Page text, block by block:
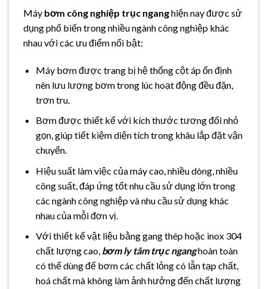
Máy bơm công nghiệp trục nganghiện nay được sử
dụng phổ biến trong nhiều ngành công nghiệp khác
nhau với các ưu điểm nổi bật:
Máy bơm được trang bị hệ thống cột áp ổn định
nên lưu lượng bơm trong lúc hoạt động đều đặn,
trơn tru.
Bơm được thiết kế với kích thước tương đối nhỏ
gọn, giúp tiết kiệm diện tích trong khâu lắp đặt vận
chuyển.
Hiệu suất làm việc của máy cao, nhiều dòng, nhiều
công suất, đáp ứng tốt nhu cầu sử dụng lớn trong
các ngành công nghiệp và nhu cầu sử dụng khác
nhau của mỗi đơn vị.
Với thiết kế vật liệu bằng gang thép hoặc inox 304
chất lượng cao, bơm ly tâm trục nganghoàn toàn
có thể dùng để bơm các chất lỏng có lẫn tạp chất,
hoá chất mà không làm ảnh hưởng đến chất lượng